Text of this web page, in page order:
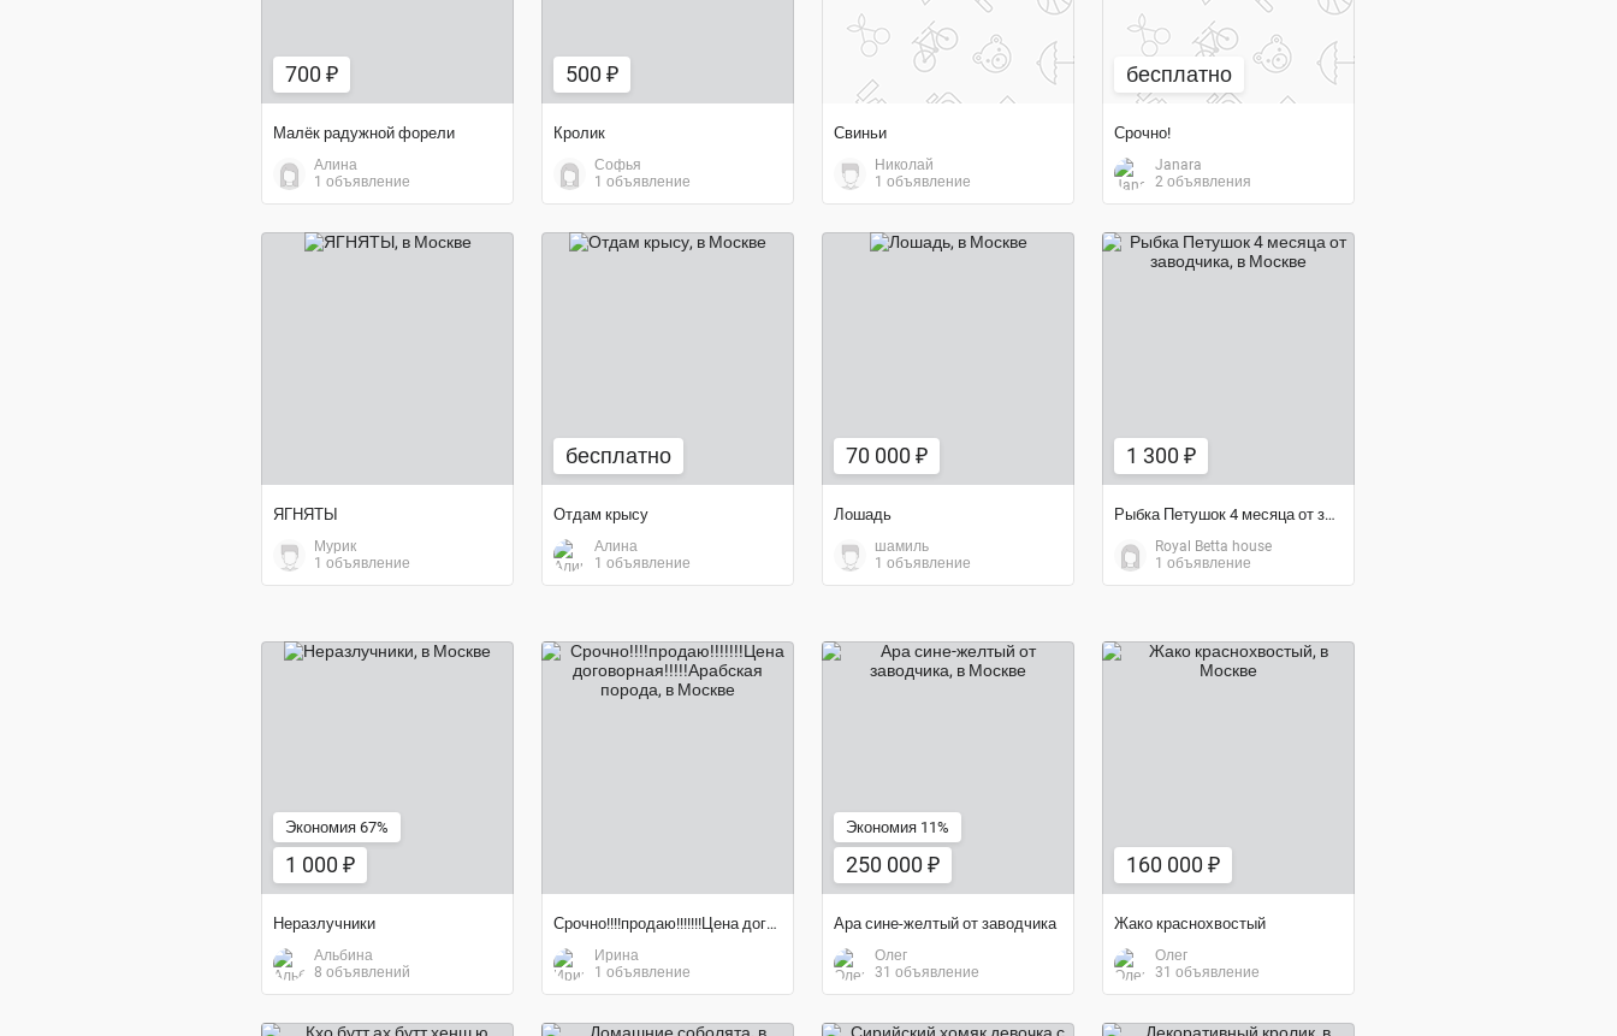
700 ₽
Малёк радужной форели
Алина
1 объявление
500 ₽
Кролик
Софья
1 объявление
Свиньи
Николай
1 объявление
бесплатно
Срочно!
Janara
2 объявления
ЯГНЯТЫ
Мурик
1 объявление
бесплатно
Отдам крысу
Алина
1 объявление
70 000 ₽
Лошадь
шамиль
1 объявление
1 300 ₽
Рыбка Петушок 4 месяца от заводчика
Royal Betta house
1 объявление
Экономия 67%
1 000 ₽
Неразлучники
Альбина
8 объявлений
Срочно!!!!продаю!!!!!!!Цена договорная!!!!!Арабская порода
Ирина
1 объявление
Экономия 11%
250 000 ₽
Ара сине-желтый от заводчика
Олег
31 объявление
160 000 ₽
Жако краснохвостый
Олег
31 объявление